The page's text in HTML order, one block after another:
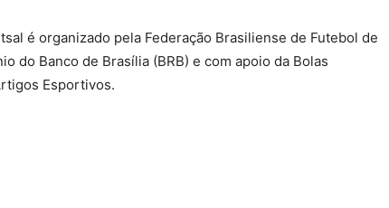
é organizado pela Federação Brasiliense de Futebol de
do Banco de Brasília (BRB) e com apoio da Bolas
Esportivos.